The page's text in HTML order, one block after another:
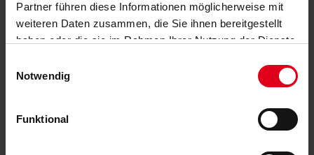
Partner führen diese Informationen möglicherweise mit
weiteren Daten zusammen, die Sie ihnen bereitgestellt
haben oder die sie im Rahmen Ihrer Nutzung der Dienste
Notwendig
Funktional